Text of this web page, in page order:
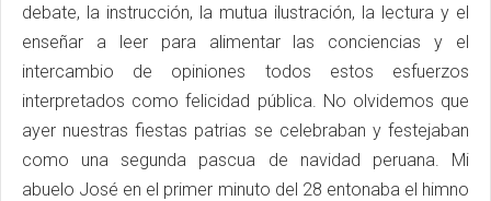
debate, la instrucción, la mutua ilustración, la lectura y el
enseñar a leer para alimentar las conciencias y el
intercambio de opiniones todos estos esfuerzos
interpretados como felicidad pública. No olvidemos que
ayer nuestras fiestas patrias se celebraban y festejaban
como una segunda pascua de navidad peruana. Mi
abuelo José en el primer minuto del 28 entonaba el himno